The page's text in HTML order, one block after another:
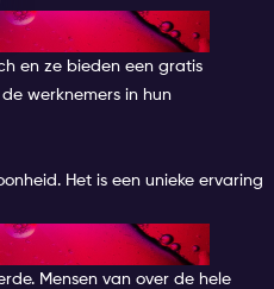
en ze bieden een gratis
werknemers in hun
Het is een unieke ervaring
Mensen van over de hele